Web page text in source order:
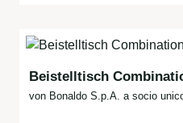
Beistelltisch
von Bonaldo S.p.A. a socio